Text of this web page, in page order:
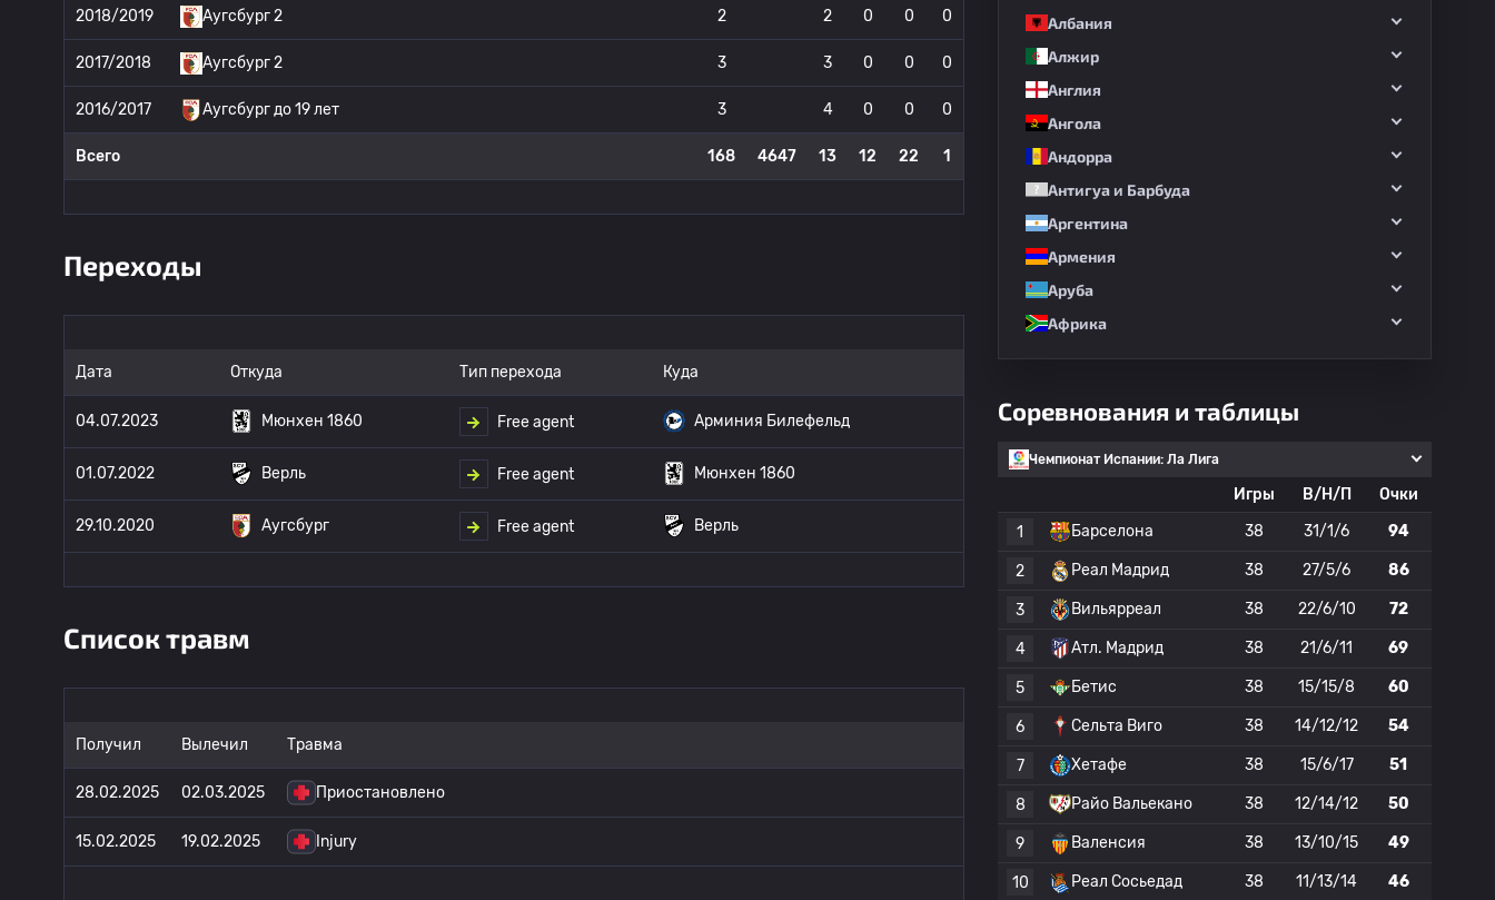
2018/2019 Аугсбург 2 2 2 0 0 0
2017/2018 Аугсбург 2 3 3 0 0 0
2016/2017 Аугсбург до 19 лет 3 4 0 0 0
Всего 168 4647 13 12 22 1
Переходы
Дата Откуда Тип перехода Куда
04.07.2023 Мюнхен 1860 Free agent Арминия Билефельд
01.07.2022 Верль Free agent Мюнхен 1860
29.10.2020 Аугсбург Free agent Верль
Список травм
Получил Вылечил Травма
28.02.2025 02.03.2025 Приостановлено
15.02.2025 19.02.2025 Injury
Албания
Алжир
Англия
Ангола
Андорра
Антигуа и Барбуда
Аргентина
Армения
Аруба
Африка
Соревнования и таблицы
Чемпионат Испании: Ла Лига
Игры В/Н/П
Очки
1
Барселона 38 31/1/6 94
2 Реал Мадрид 38 27/5/6 86
3 Вильярреал 38 22/6/10 72
4 Атл. Мадрид 38 21/6/11 69
5 Бетис 38 15/15/8 60
6 Сельта Виго 38 14/12/12 54
7 Хетафе 38 15/6/17 51
8 Райо Вальекано 38 12/14/12 50
9 Валенсия 38 13/10/15 49
10 Реал Сосьедад 38 11/13/14 46